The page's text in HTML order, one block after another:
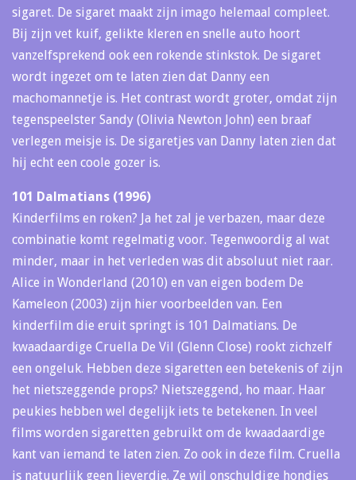
sigaret. De sigaret maakt zijn imago helemaal compleet.
Bij zijn vet kuif, gelikte kleren en snelle auto hoort
vanzelfsprekend ook een rokende stinkstok. De sigaret
wordt ingezet om te laten zien dat Danny een
machomannetje is. Het contrast wordt groter, omdat zijn
tegenspeelster Sandy (Olivia Newton John) een braaf
verlegen meisje is. De sigaretjes van Danny laten zien dat
hij echt een coole gozer is.
101 Dalmatians (1996)
Kinderfilms en roken? Ja het zal je verbazen, maar deze
combinatie komt regelmatig voor. Tegenwoordig al wat
minder, maar in het verleden was dit absoluut niet raar.
Alice in Wonderland (2010) en van eigen bodem De
Kameleon (2003) zijn hier voorbeelden van. Een
kinderfilm die eruit springt is 101 Dalmatians. De
kwaadaardige Cruella De Vil (Glenn Close) rookt zichzelf
een ongeluk. Hebben deze sigaretten een betekenis of zijn
het nietszeggende props? Nietszeggend, ho maar. Haar
peukies hebben wel degelijk iets te betekenen. In veel
films worden sigaretten gebruikt om de kwaadaardige
kant van iemand te laten zien. Zo ook in deze film. Cruella
is natuurlijk geen lieverdje. Ze wil onschuldige hondjes